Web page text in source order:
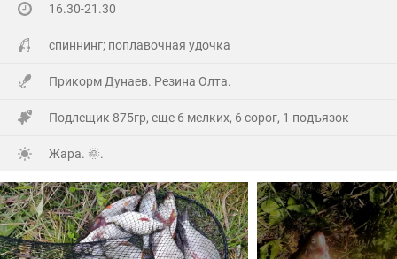
На заказе еще покидал спиннинг. Поймал 8 наников.
Отпустил, и пошел домой.
16.30-21.30
спиннинг; поплавочная удочка
Прикорм Дунаев. Резина Олта.
Подлещик 875гр, еще 6 мелких, 6 сорог, 1 подъязок
Жара. 🌞.